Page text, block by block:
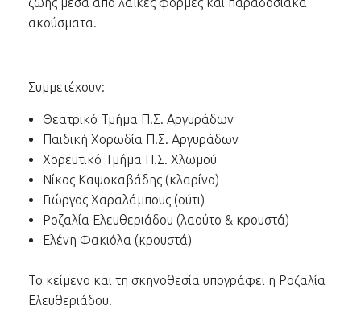
ακούσματα.
Συμμετέχουν:
Θεατρικό Τμήμα Π.Σ. Αργυράδων
Παιδική Χορωδία Π.Σ. Αργυράδων
Χορευτικό Τμήμα Π.Σ. Χλωμού
Νίκος Καψοκαβάδης (κλαρίνο)
Γιώργος Χαραλάμπους (ούτι)
Ροζαλία Ελευθεριάδου (λαούτο & κρουστά)
Ελένη Φακιόλα (κρουστά)
Το κείμενο και τη σκηνοθεσία υπογράφει η Ροζαλία
Ελευθεριάδου.